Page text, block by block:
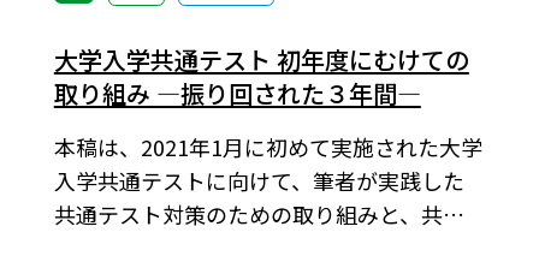
大学入学共通テスト 初年度にむけての
取り組み ―振り回された３年間―
本稿は、2021年1月に初めて実施された大学
入学共通テストに向けて、筆者が実践した
共通テスト対策のための取り組みと、共通